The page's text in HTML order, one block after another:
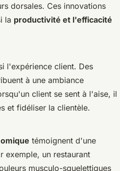
dorsales. Ces innovations
la productivité et l'efficacité
l'expérience client. Des
à une ambiance
client se sent à l'aise, il
et fidéliser la clientèle.
témoignent d'une
exemple, un restaurant
musculo-squelettiques